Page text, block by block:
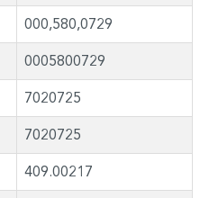
000,580,0729
0005800729
7020725
7020725
409.00217